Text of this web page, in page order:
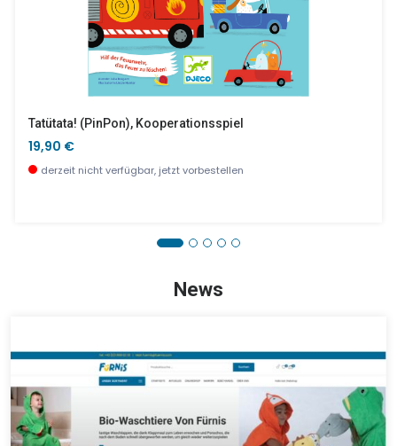
Animologix - Konstruktionsspiel
Ernest & Celestine Französische Trinkschale
Tatütata! (PinPon), Kooperationsspiel
19,90 €
derzeit nicht verfügbar, jetzt vorbestellen
News